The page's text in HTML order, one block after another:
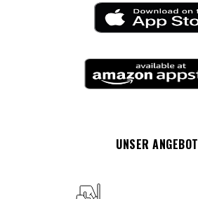
UNSER ANGEBOT